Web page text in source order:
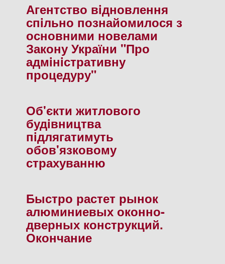
Агентство вiдновлення
спiльно познайомилося з
основними новелами
Закону України "Про
адмiнiстративну
процедуру"
Об'єкти житлового
будiвництва
пiдлягатимуть
обов'язковому
страхуванню
Быстро растет рынок
алюминиевых оконно-
дверных конструкций.
Окончание